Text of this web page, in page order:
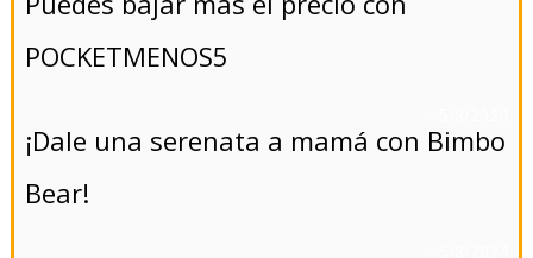
POCKETMENOS5
¡Dale una serenata a mamá con Bimbo
Bear!